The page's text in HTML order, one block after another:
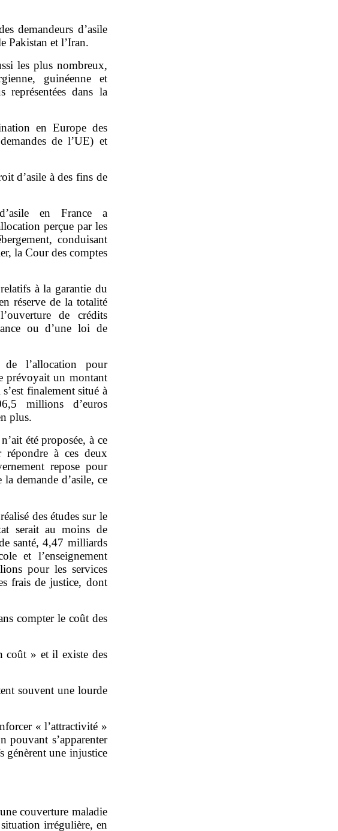
demandeurs d’asile
Pakistan et l’Iran.
les plus nombreux,
guinéenne et
dans la
en Europe des
de l’UE) et
d’asile à des fins de
en France a
perçue par les
conduisant
la Cour des comptes
à la garantie du
réserve de la totalité
de crédits
ou d’une loi de
l’allocation pour
prévoyait un montant
finalement situé à
millions d’euros
plus.
été proposée, à ce
répondre à ces deux
repose pour
demande d’asile, ce
des études sur le
serait au moins de
santé, 4,47 milliards
et l’enseignement
pour les services
frais de justice, dont
compter le coût des
coût » et il existe des
souvent une lourde
« l’attractivité »
pouvant s’apparenter
génèrent une injustice
couverture maladie
irrégulière, en